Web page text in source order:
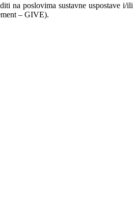
na poslovima sustavne uspostave i/ili
– GIVE).